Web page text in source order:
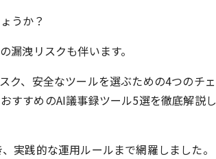
うか？
洩リスクも伴います。
ク、安全なツールを選ぶための4つのチェ
すすめのAI議事録ツール5選を徹底解説し
実践的な運用ルールまで網羅しました。